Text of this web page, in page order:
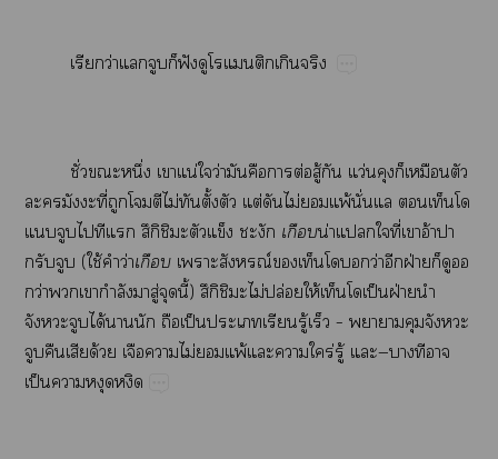
​ว่​​​​ฟั​​​​​
ั่​​ึ่​​น่​​ว่​​​​ต่​ู้​​ว่​​​​
​ี่​​​​ไม่​​ั้​​ต่​​ไม่​​พ้​ั่​​​
​​​​​ึิ​​​​ น่​​​ี่​​อ้​​
​​(​ใช้​​ว่ ​​ณ์​​​ว่​​ฝ่​​​​
ว่​​​ำ​​ู่​​ี้)​ึิ​​ไม่​ปล่​ให้​ป็​ฝ่​​
​​ได้​​​​ป็​​​ู้​​–​​​​
​​​ด้​​​ไม่​​พ้​​​ร่​ู้​—​​​
ป็​​